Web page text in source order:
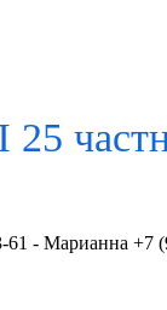
61 - Марианна +7